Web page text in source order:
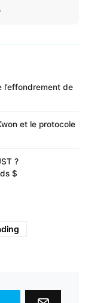
l’effondrement de
et le protocole
?
$